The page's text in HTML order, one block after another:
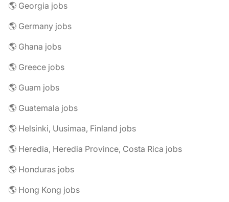
🌎 Georgia jobs
🌎 Germany jobs
🌎 Ghana jobs
🌎 Greece jobs
🌎 Guam jobs
🌎 Guatemala jobs
🌎 Helsinki, Uusimaa, Finland jobs
🌎 Heredia, Heredia Province, Costa Rica jobs
🌎 Honduras jobs
🌎 Hong Kong jobs